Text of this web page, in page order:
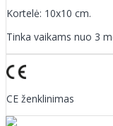
Kortelė: 10x10 cm.
Tinka vaikams nuo 3
CE ženklinimas